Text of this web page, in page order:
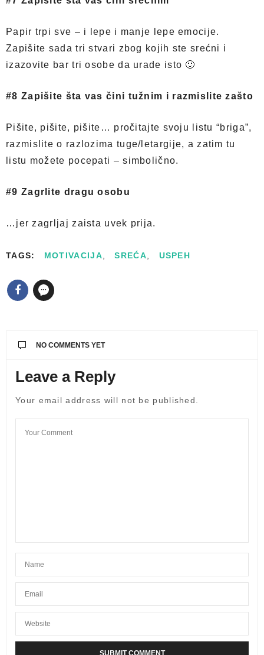
Papir trpi sve – i lepe i manje lepe emocije.
Zapišite sada tri stvari zbog kojih ste srećni i
izazovite bar tri osobe da urade isto 🙂
#8 Zapišite šta vas čini tužnim i razmislite zašto
Pišite, pišite, pišite… pročitajte svoju listu “briga”,
razmislite o razlozima tuge/letargije, a zatim tu
listu možete pocepati – simbolično.
#9 Zagrlite dragu osobu
…jer zagrljaj zaista uvek prija.
TAGS: MOTIVACIJA, SREĆA, USPEH
NO COMMENTS YET
Leave a Reply
Your email address will not be published.